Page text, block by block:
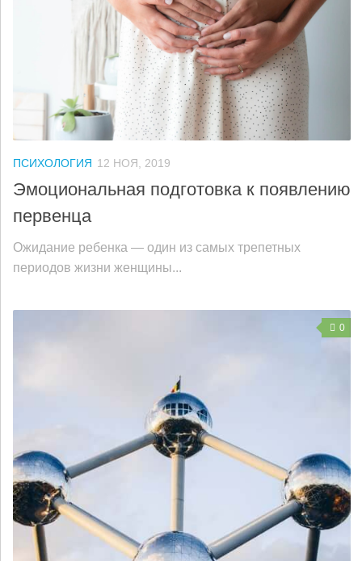
ПСИХОЛОГИЯ 12 НОЯ, 2019
Эмоциональная подготовка к появлению
первенца
Ожидание ребенка — один из самых трепетных
периодов жизни женщины...
0